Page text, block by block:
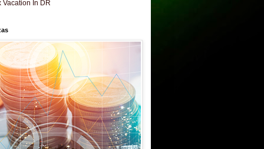
Vacation In DR